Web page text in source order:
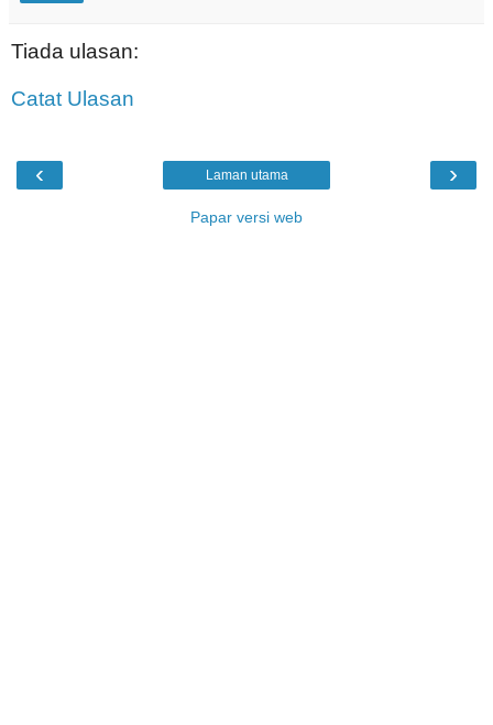
Tiada ulasan:
Catat Ulasan
‹ ›
Laman utama
Papar versi web